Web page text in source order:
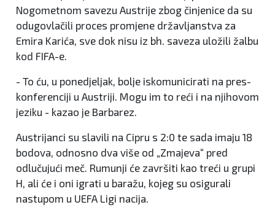
Nogometnom savezu Austrije zbog činjenice da su
odugovlačili proces promjene državljanstva za
Emira Karića, sve dok nisu iz bh. saveza uložili žalbu
kod FIFA-e.
- To ću, u ponedjeljak, bolje iskomunicirati na pres-
konferenciji u Austriji. Mogu im to reći i na njihovom
jeziku - kazao je Barbarez.
Austrijanci su slavili na Cipru s 2:0 te sada imaju 18
bodova, odnosno dva više od „Zmajeva“ pred
odlučujući meč. Rumunji će završiti kao treći u grupi
H, ali će i oni igrati u baražu, kojeg su osigurali
nastupom u UEFA Ligi nacija.